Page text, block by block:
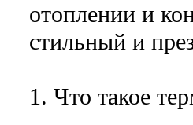
отоплении и
стильный и
1. Что такое